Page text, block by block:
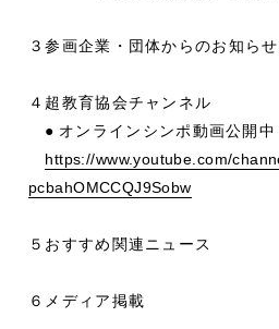
３参画企業・団体からのお知らせ
４超教育協会チャンネル
● オンラインシンポ動画公開中
https://www.youtube.com/
pcbahOMCCQJ9Sobw
５おすすめ関連ニュース
６メディア掲載